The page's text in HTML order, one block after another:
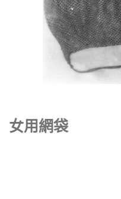
女用網袋